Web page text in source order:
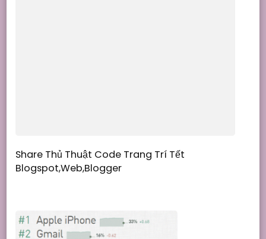
Share Thủ Thuật Code Trang Trí Tết
Blogspot,Web,Blogger